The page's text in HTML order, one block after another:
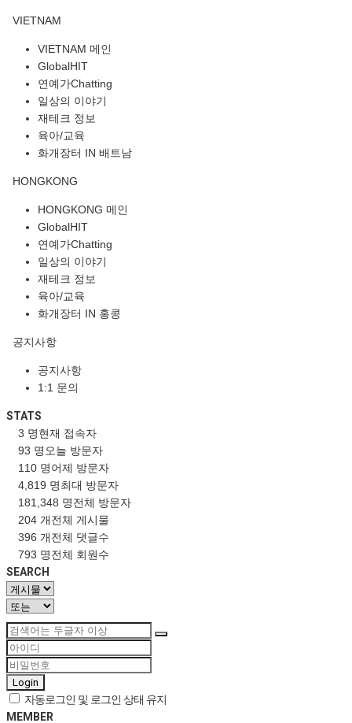
VIETNAM
VIETNAM 메인
GlobalHIT
연예가Chatting
일상의 이야기
재테크 정보
육아/교육
화개장터 IN 배트남
HONGKONG
HONGKONG 메인
GlobalHIT
연예가Chatting
일상의 이야기
재테크 정보
육아/교육
화개장터 IN 홍콩
공지사항
공지사항
1:1 문의
STATS
3 명현재 접속자
93 명 오늘 방문자
110 명어제 방문자
4,819 명최대 방문자
181,348 명전체 방문자
204 개전체 게시물
396 개전체 댓글수
793 명전체 회원수
SEARCH
Login
자동로그인 및 로그인 상태 유지
MEMBER